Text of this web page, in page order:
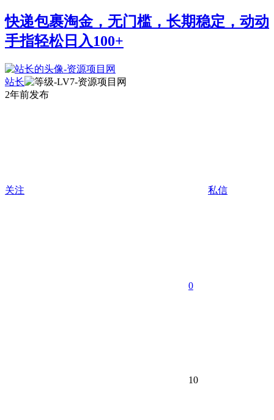
快递包裹淘金，无门槛，长期稳定，动动
手指轻松日入100+
站长
2年前发布
关注 私信
0
10